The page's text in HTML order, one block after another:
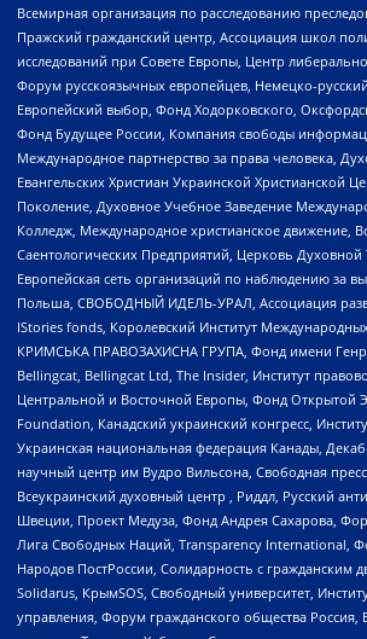
Всемирная организация по расследованию
Пражский гражданский центр, Ассоциация школ
исследований при Совете Европы, Центр
Форум русскоязычных европейцев, Немецко-
Европейский выбор, Фонд Ходорковского,
Фонд Будущее России, Компания свободы
Международное партнерство за права человека,
Евангельских Христиан Украинской Христианской
Поколение, Духовное Учебное Заведение
Колледж, Международное христианское движение,
Саентологических Предприятий, Церковь Духовной
Европейская сеть организаций по наблюдению за
Польша, СВОБОДНЫЙ ИДЕЛЬ-УРАЛ, Ассоциация
IStories fonds, Королевский Институт
КРИМСЬКА ПРАВОЗАХИСНА ГРУПА, Фонд имени
Bellingcat, Bellingcat Ltd, The Insider, Институт
Центральной и Восточной Европы, Фонд Открытой
Foundation, Канадский украинский конгресс,
Украинская национальная федерация Канады,
научный центр им Вудро Вильсона, Свободная
Всеукраинский духовный центр , Риддл, Русский
Швеции, Проект Медуза, Фонд Андрея Сахарова,
Лига Свободных Наций, Transparеncy International,
Народов ПостРоссии, Солидарность с гражданским
Solidarus, КрымSOS, Свободный университет,
управления, Форум гражданского общества Россия,